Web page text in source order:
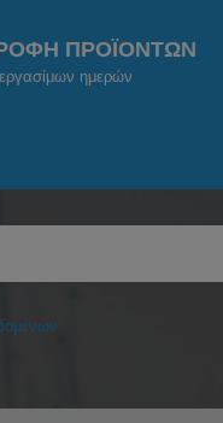
ΠΡΟΪΟΝΤΩΝ
ημερών